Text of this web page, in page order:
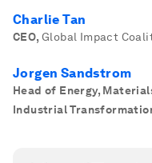
Charlie Tan
CEO, Global Impact
Jorgen Sandstrom
Head of Energy,
Industrial